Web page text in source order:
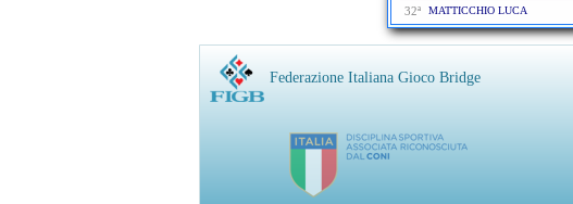
32ª
MATTICCHIO LUCA
Federazione Italiana Gioco Bridge